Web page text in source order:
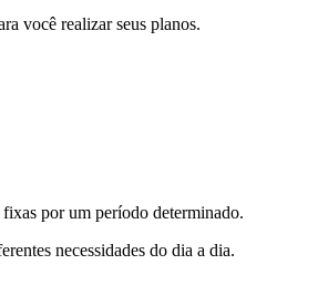
você realizar seus planos.
por um período determinado.
necessidades do dia a dia.